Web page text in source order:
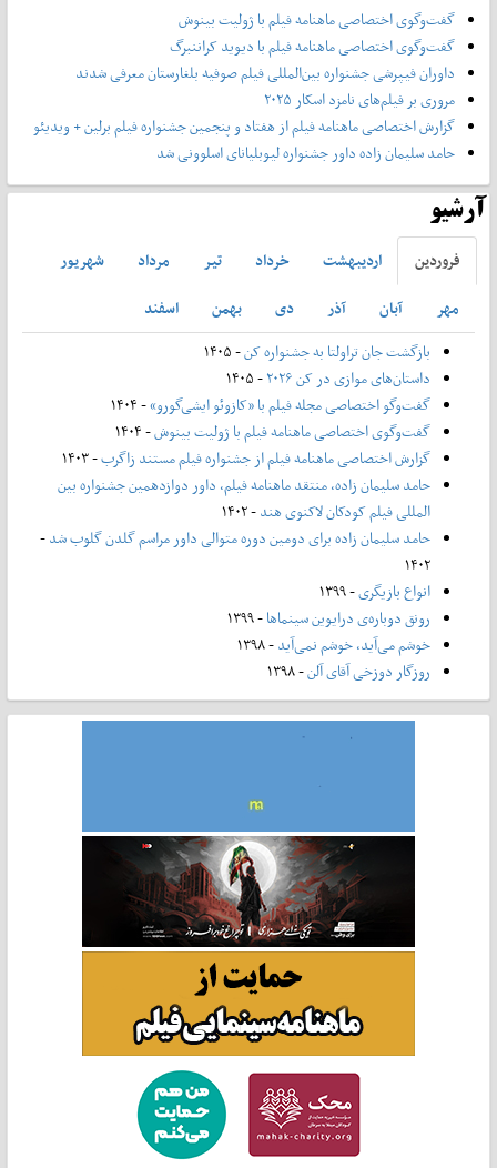
گفت‌وگوی اختصاصی ماهنامه فیلم با ژولیت بینوش
گفت‌وگوی اختصاصی ماهنامه فیلم با دیوید کراننبرگ
داوران فیپرشی جشنواره بین‌المللی فیلم صوفیه بلغارستان معرفی شدند
مروری بر فیلم‌های نامزد اسکار ۲۰۲۵
گزارش اختصاصی ماهنامه فیلم از هفتاد و پنجمین جشنواره فیلم برلین + ویدیئو
حامد سلیمان زاده داور جشنواره لیوبلیانای اسلوونی شد
آرشیو
فروردين ارديبهشت خرداد تير مرداد
شهريور
مهر
آبان آذر دی بهمن
اسفند
بازگشت جان تراولتا به جشنواره کن- ۱۴۰۵
داستان‌های موازی در کن ۲۰۲۶
- ۱۴۰۵
گفت‌وگو اختصاصی مجله فیلم با «کازوئو ایشی‌گورو»- ۱۴۰۴
گفت‌وگوی اختصاصی ماهنامه فیلم با ژولیت بینوش- ۱۴۰۴
گزارش اختصاصی ماهنامه فیلم از جشنواره فیلم مستند زاگرب- ۱۴۰۳
حامد سلیمان زاده، منتقد ماهنامه فیلم، داور دوازدهمین جشنواره بین
المللی فیلم کودکان لاکنوی هند- ۱۴۰۲
حامد سلیمان زاده برای دومین دوره متوالی داور مراسم گلدن گلوب شد-
۱۴۰۲
انواع بازیگری- ۱۳۹۹
رونق دوباره‌ی درایوین سینماها- ۱۳۹۹
خوشم می‌آید، خوشم نمی‌آید- ۱۳۹۸
روزگار دوزخی آقای آلن- ۱۳۹۸